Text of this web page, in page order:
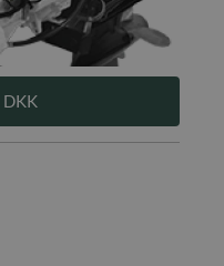
DKK